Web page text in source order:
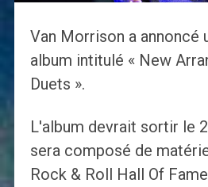
Van Morrison a annoncé
album intitulé « New
Duets ».
L'album devrait sortir le
sera composé de
Rock & Roll Hall Of